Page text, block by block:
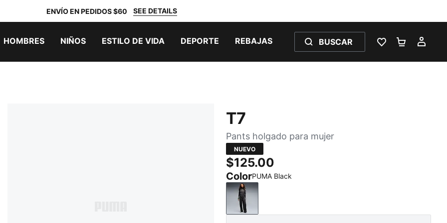
ENVÍO EN PEDIDOS $60 SEE DETAILS
HOMBRES NIÑOS ESTILO DE VIDA DEPORTE REBAJAS BUSCAR
LISTA DE
T7
Pants holgado para mujer
NUEVO
$125.00
ColorPUMA Black
PUMA Black